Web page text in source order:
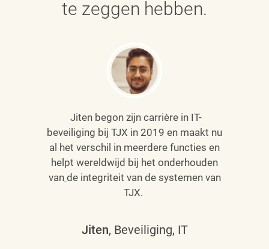
te zeggen hebben.
Jiten begon zijn carrière in IT-
beveiliging bij TJX in 2019 en maakt nu
al het verschil in meerdere functies en
helpt wereldwijd bij het onderhouden
van de integriteit van de systemen van
TJX.
Jiten, Beveiliging, IT